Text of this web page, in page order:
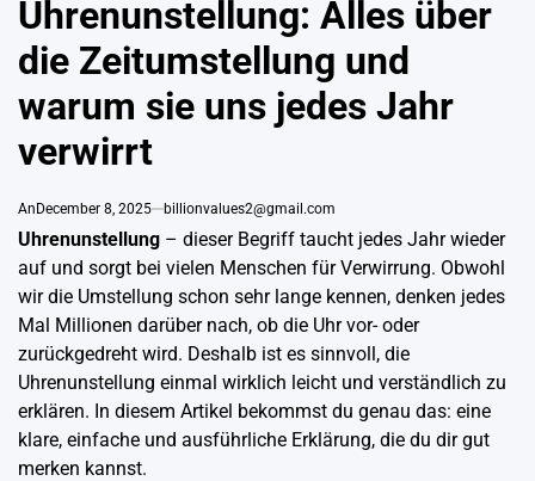
Uhrenunstellung: Alles über
die Zeitumstellung und
warum sie uns jedes Jahr
verwirrt
AnDecember 8, 2025 billionvalues2@gmail.com
Uhrenunstellung – dieser Begriff taucht jedes Jahr wieder
auf und sorgt bei vielen Menschen für Verwirrung. Obwohl
wir die Umstellung schon sehr lange kennen, denken jedes
Mal Millionen darüber nach, ob die Uhr vor- oder
zurückgedreht wird. Deshalb ist es sinnvoll, die
Uhrenunstellung einmal wirklich leicht und verständlich zu
erklären. In diesem Artikel bekommst du genau das: eine
klare, einfache und ausführliche Erklärung, die du dir gut
merken kannst.